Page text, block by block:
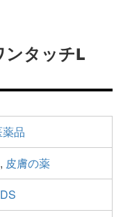
ンタッチL
薬品
, 皮膚の薬
DS